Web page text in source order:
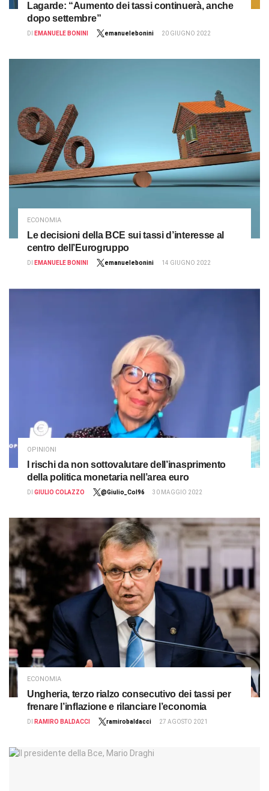
Lagarde: “Aumento dei tassi continuerà, anche
dopo settembre”
DI EMANUELE BONINI emanuelebonini 20 GIUGNO 2022
ECONOMIA
Le decisioni della BCE sui tassi d’interesse al
centro dell’Eurogruppo
DI EMANUELE BONINI emanuelebonini 14 GIUGNO 2022
OPINIONI
I rischi da non sottovalutare dell’inasprimento
della politica monetaria nell’area euro
DI GIULIO COLAZZO @Giulio_Col96 30 MAGGIO 2022
ECONOMIA
Ungheria, terzo rialzo consecutivo dei tassi per
frenare l’inflazione e rilanciare l’economia
DI RAMIRO BALDACCI ramirobaldacci 27 AGOSTO 2021